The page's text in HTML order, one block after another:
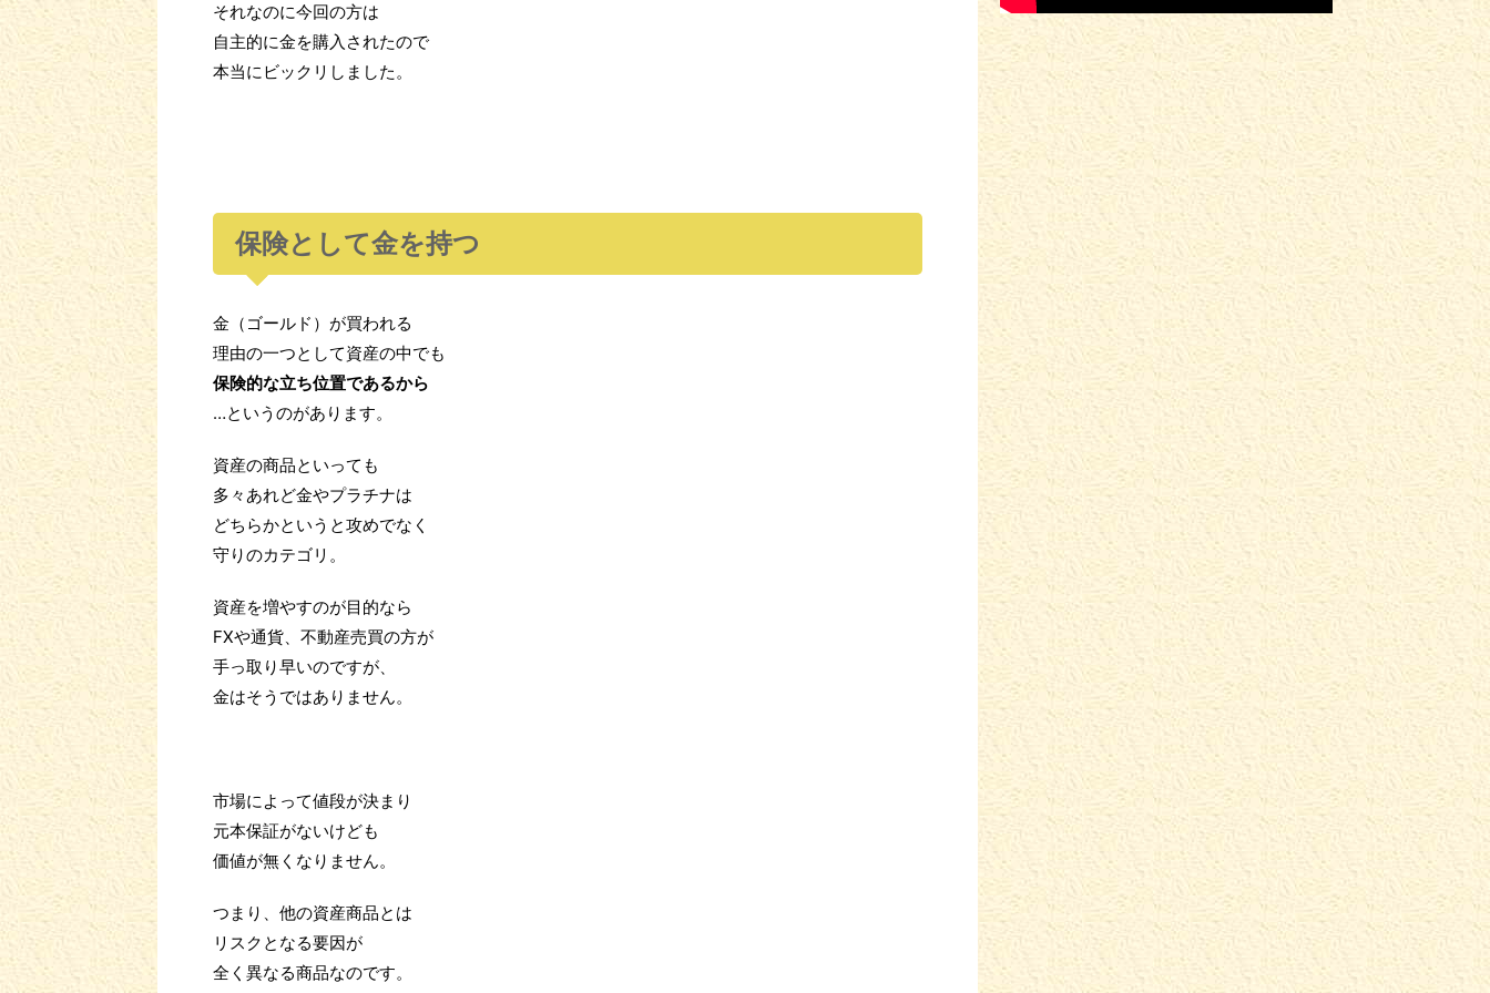
それなのに今回の方は
自主的に金を購入されたので
本当にビックリしました。
保険として金を持つ
金（ゴールド）が買われる
理由の一つとして資産の中でも
保険的な立ち位置であるから
…というのがあります。
資産の商品といっても
多々あれど金やプラチナは
どちらかというと攻めでなく
守りのカテゴリ。
資産を増やすのが目的なら
FXや通貨、不動産売買の方が
手っ取り早いのですが、
金はそうではありません。
市場によって値段が決まり
元本保証がないけども
価値が無くなりません。
つまり、他の資産商品とは
リスクとなる要因が
全く異なる商品なのです。